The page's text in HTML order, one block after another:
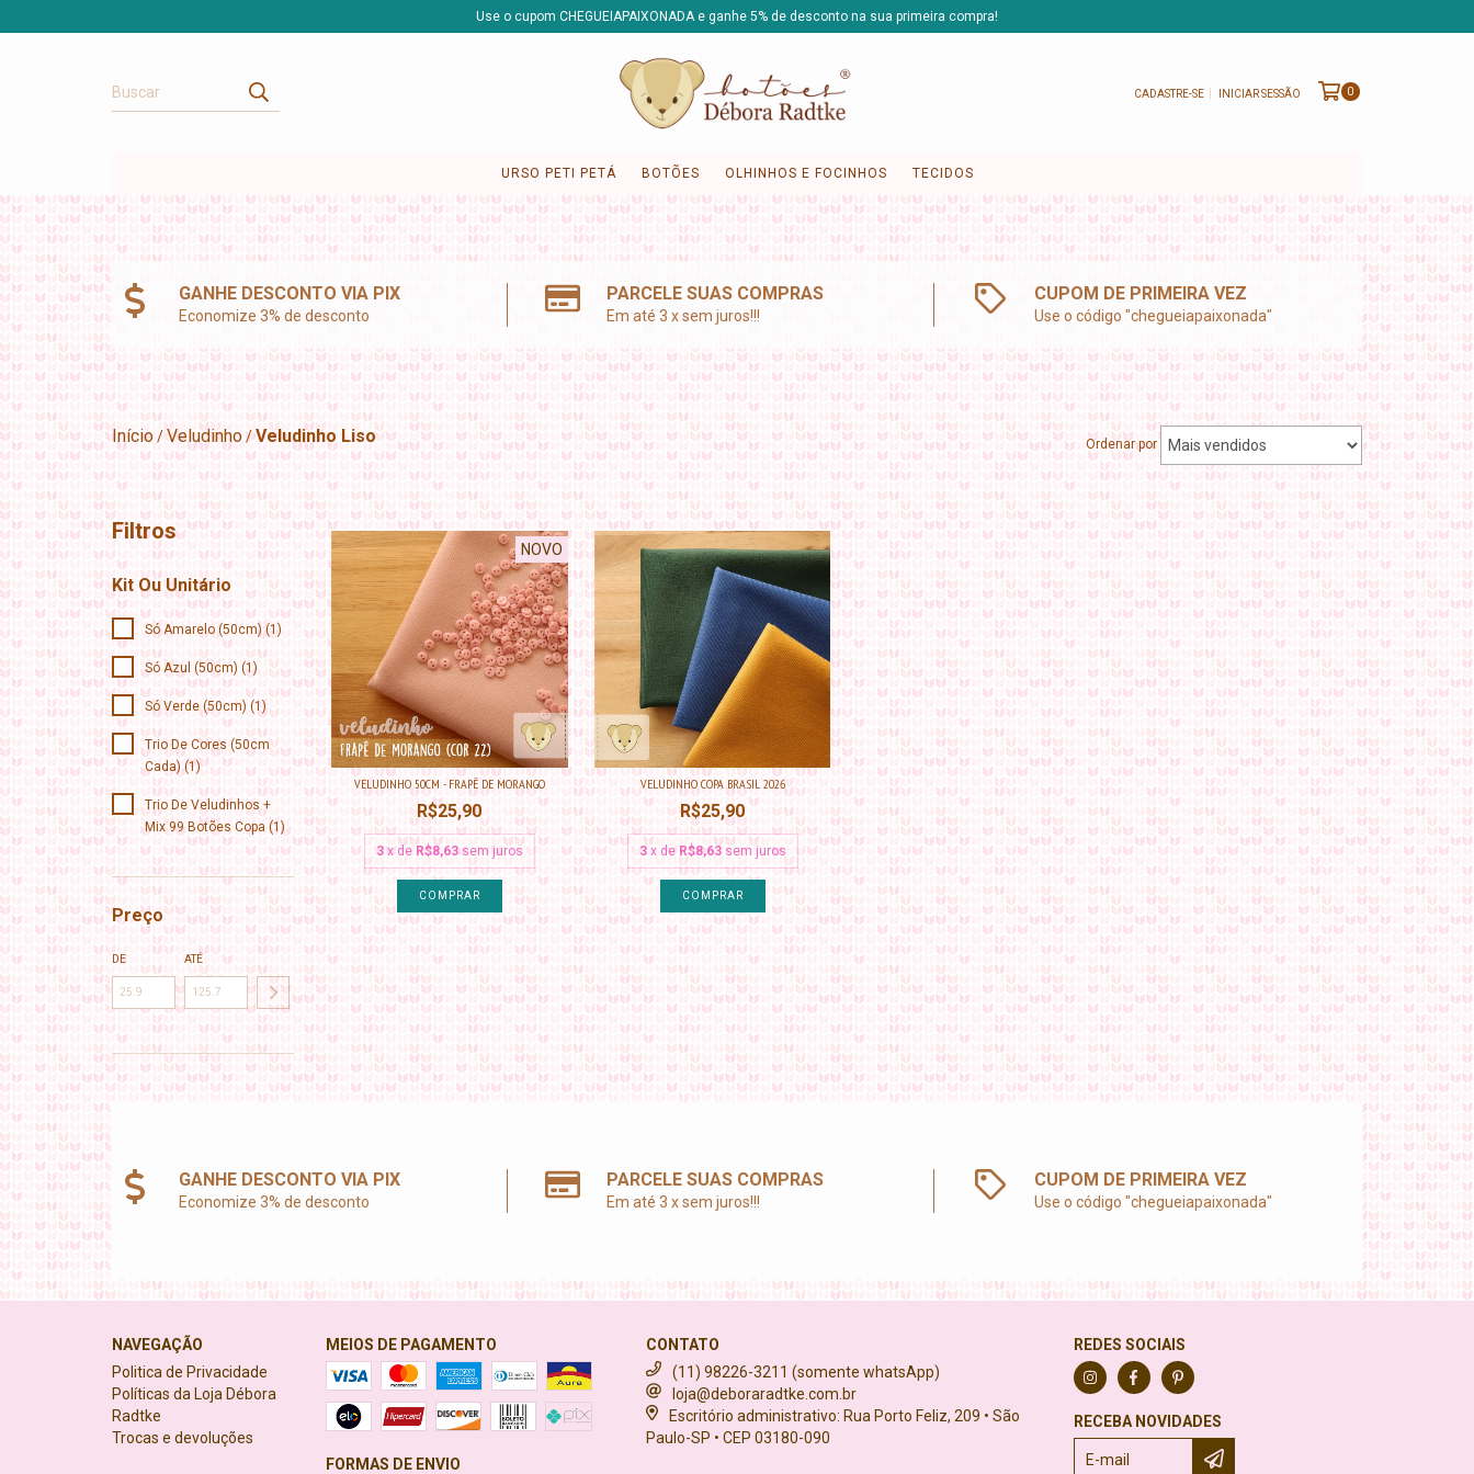
Use o cupom CHEGUEIAPAIXONADA e ganhe 5% de desconto na sua primeira compra!
CADASTRE-SE INICIAR SESSÃO 0
URSO PETI PETÁ BOTÕES OLHINHOS E FOCINHOS TECIDOS
GANHE DESCONTO VIA PIX
Economize 3% de desconto
PARCELE SUAS COMPRAS
Em até 3 x sem juros!!!
CUPOM DE PRIMEIRA VEZ
Use o código "chegueiapaixonada"
Início/Veludinho/Veludinho Liso Ordenar por
Filtros
Kit Ou Unitário
Só Amarelo (50cm) (1)
Só Azul (50cm) (1)
Só Verde (50cm) (1)
Trio De Cores (50cm
Cada) (1)
Trio De Veludinhos +
Mix 99 Botões Copa (1)
Preço
DE ATÉ
NOVO
VELUDINHO 50CM - FRAPÊ DE MORANGO
R$25,90
3 x de R$8,63 sem juros
VELUDINHO COPA BRASIL 2026
R$25,90
3 x de R$8,63 sem juros
COMPRAR
GANHE DESCONTO VIA PIX
Economize 3% de desconto
PARCELE SUAS COMPRAS
Em até 3 x sem juros!!!
CUPOM DE PRIMEIRA VEZ
Use o código "chegueiapaixonada"
NAVEGAÇÃO
Politica de Privacidade
Políticas da Loja Débora
Radtke
Trocas e devoluções
MEIOS DE PAGAMENTO
FORMAS DE ENVIO
CONTATO
(11) 98226-3211 (somente whatsApp)
loja@deboraradtke.com.br
Escritório administrativo: Rua Porto Feliz, 209 • São
Paulo-SP • CEP 03180-090
REDES SOCIAIS
RECEBA NOVIDADES